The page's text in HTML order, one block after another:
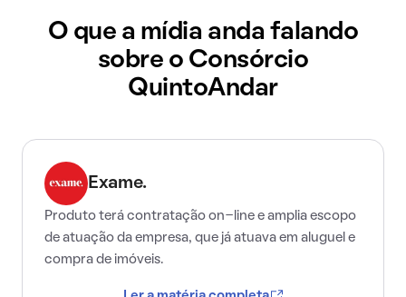
O que a mídia anda falando
sobre o Consórcio
QuintoAndar
Exame.
Produto terá contratação on-line e amplia escopo
de atuação da empresa, que já atuava em aluguel e
compra de imóveis.